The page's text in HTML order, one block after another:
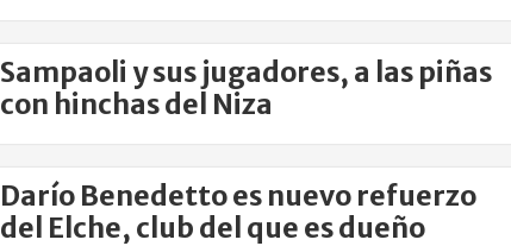
Sampaoli y sus jugadores, a las piñas
con hinchas del Niza
Darío Benedetto es nuevo refuerzo
del Elche, club del que es dueño